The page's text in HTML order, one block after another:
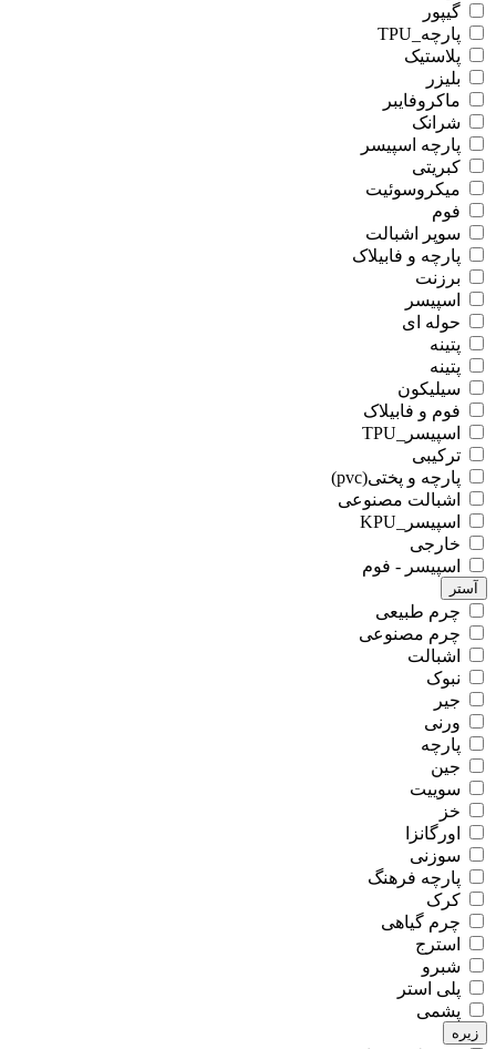
گیپور
پارچه_TPU
پلاستیک
بلیزر
ماکروفایبر
شرانک
پارچه اسپیسر
کبریتی
میکروسوئیت
فوم
سوپر اشبالت
پارچه و فابیلاک
برزنت
اسپیسر
حوله ای
پتینه
پتینه
سیلیکون
فوم و فابیلاک
اسپیسر_TPU
ترکیبی
پارچه و پختی(pvc)
اشبالت مصنوعی
اسپیسر_KPU
خارجی
اسپیسر - فوم
آستر
چرم طبیعی
چرم مصنوعی
اشبالت
نبوک
جیر
ورنی
پارچه
جین
سوییت
خز
اورگانزا
سوزنی
پارچه فرهنگ
کرک
چرم گیاهی
استرج
شبرو
پلی استر
پشمی
زیره